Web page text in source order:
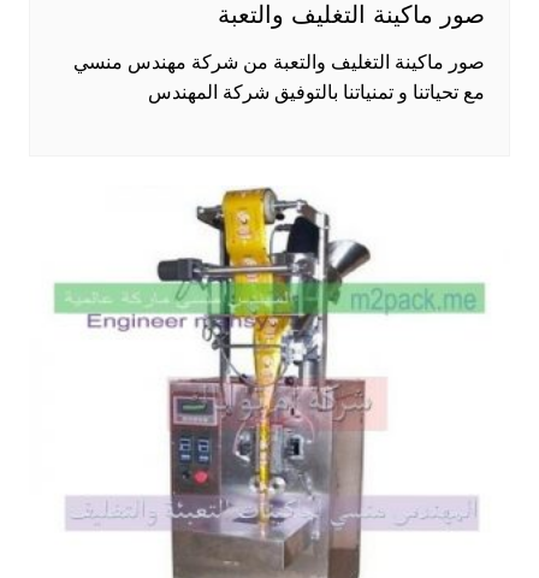
صور ماكينة التغليف والتعبة
صور ماكينة التغليف والتعبة من شركة مهندس منسي
مع تحياتنا و تمنياتنا بالتوفيق شركة المهندس